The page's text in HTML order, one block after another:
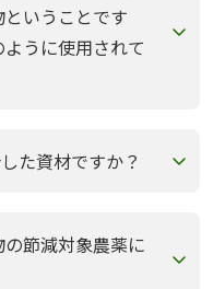
いうことです
うに使用されて
た資材ですか？
節減対象農薬に